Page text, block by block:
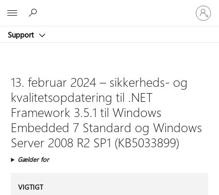
Support
Log
på
din
13. februar 2024 – sikkerheds- og
kvalitetsopdatering til .NET
Framework 3.5.1 til Windows
Embedded 7 Standard og Windows
Server 2008 R2 SP1 (KB5033899)
Gælder for
VIGTIGT